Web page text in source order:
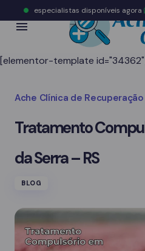
[elementor-template
Ache Clínica de Recuperação
Tratamento
da Serra – RS
BLOG
especialistas disponíveis agora